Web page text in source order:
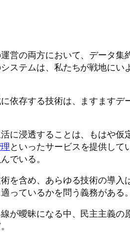
営の両方において、データ
ステムは、私たちが戦地に
依存する技術は、ますます
に浸透することは、もはや
といったサービスを提供し
でいる。
を含め、あらゆる技術の導
っているかを問う義務がある。
が曖昧になる中、民主主義